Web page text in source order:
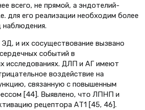
всего, не прямой, а эндотелий-
для его реализации необходим более
наблюдения.
и их сосуществование вызвано
событий в
исследованиях. ДЛП и АГ имеют
воздействие на
связанную с повышенным
[44]. Выявлено, что ЛПНП и
рецептора АТ1 [45, 46].